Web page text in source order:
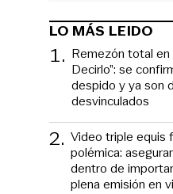
LO MÁS LEIDO
1. Remezón total en
Decirlo”: se
despido y ya son
desvinculados
2. Video triple equis
polémica:
dentro de
plena emisión en